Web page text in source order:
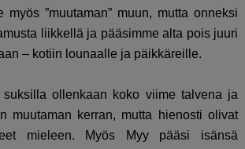
myös ”muutaman” muun, mutta onneksi
liikkellä ja pääsimme alta pois juuri
– kotiin lounaalle ja päikkäreille.
ollenkaan koko viime talvena ja
muutaman kerran, mutta hienosti olivat
mieleen. Myös Myy pääsi isänsä